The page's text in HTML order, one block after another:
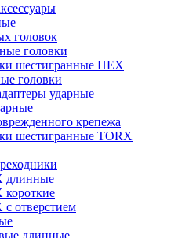
головок
головки
шестигранные HEX
головки
ударные
крепежа
шестигранные TORX
длинные
короткие
отверстием
длинные